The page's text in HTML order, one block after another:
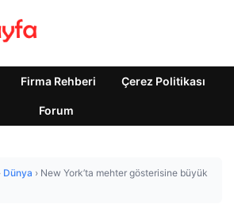
Firma Rehberi Çerez Politikası
Forum
Dünya › New York’ta mehter gösterisine büyük